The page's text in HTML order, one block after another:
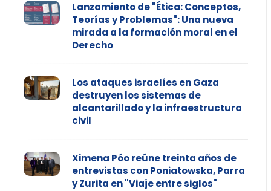
Lanzamiento de "Ética: Conceptos,
Teorías y Problemas": Una nueva
mirada a la formación moral en el
Derecho
Los ataques israelíes en Gaza
destruyen los sistemas de
alcantarillado y la infraestructura
civil
Ximena Póo reúne treinta años de
entrevistas con Poniatowska, Parra
y Zurita en "Viaje entre siglos"